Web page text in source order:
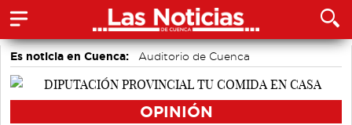
Es noticia en Cuenca:
Auditorio de Cuenca
Actividades culturales en Cuenca
OPINIÓN